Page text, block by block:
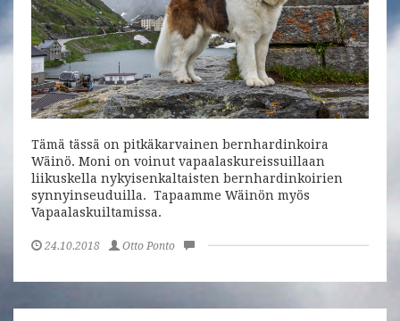
Tämä tässä on pitkäkarvainen bernhardinkoira
Wäinö. Moni on voinut vapaalaskureissuillaan
liikuskella nykyisenkaltaisten bernhardinkoirien
synnyinseuduilla. Tapaamme Wäinön myös
Vapaalaskuiltamissa.
24.10.2018 Otto Ponto